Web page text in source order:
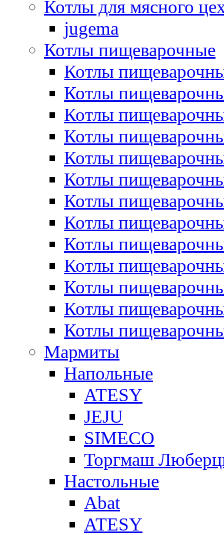
Котлы для мясного
jugema
Котлы пищеварочные
Котлы
Котлы
Котлы
Котлы
Котлы
Котлы
Котлы
Котлы
Котлы
Котлы
Котлы
Котлы
Котлы
Мармиты
Напольные
ATESY
JEJU
SIMECO
Торгмаш
Настольные
Abat
ATESY